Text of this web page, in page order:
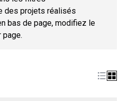
projets réalisés
bas de page, modifiez le
page.